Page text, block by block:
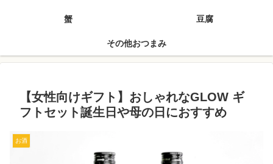
蟹 豆腐
その他おつまみ
【女性向けギフト】おしゃれなGLOW ギ
フトセット誕生日や母の日におすすめ
お酒